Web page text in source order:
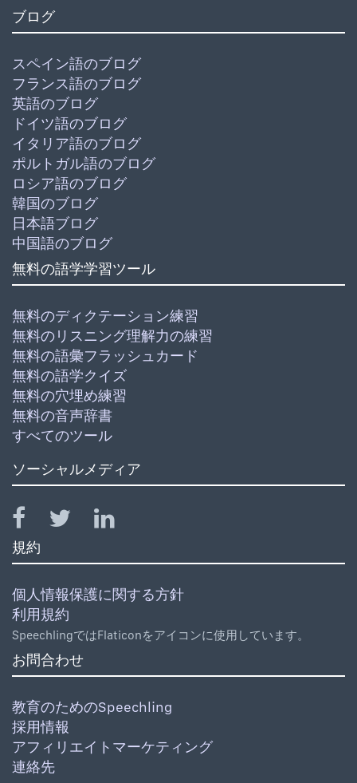
ブログ
スペイン語のブログ
フランス語のブログ
英語のブログ
ドイツ語のブログ
イタリア語のブログ
ポルトガル語のブログ
ロシア語のブログ
韓国のブログ
日本語ブログ
中国語のブログ
無料の語学学習ツール
無料のディクテーション練習
無料のリスニング理解力の練習
無料の語彙フラッシュカード
無料の語学クイズ
無料の穴埋め練習
無料の音声辞書
すべてのツール
ソーシャルメディア
規約
個人情報保護に関する方針
利用規約
SpeechlingではFlaticonをアイコンに使用しています。
お問合わせ
教育のためのSpeechling
採用情報
アフィリエイトマーケティング
連絡先